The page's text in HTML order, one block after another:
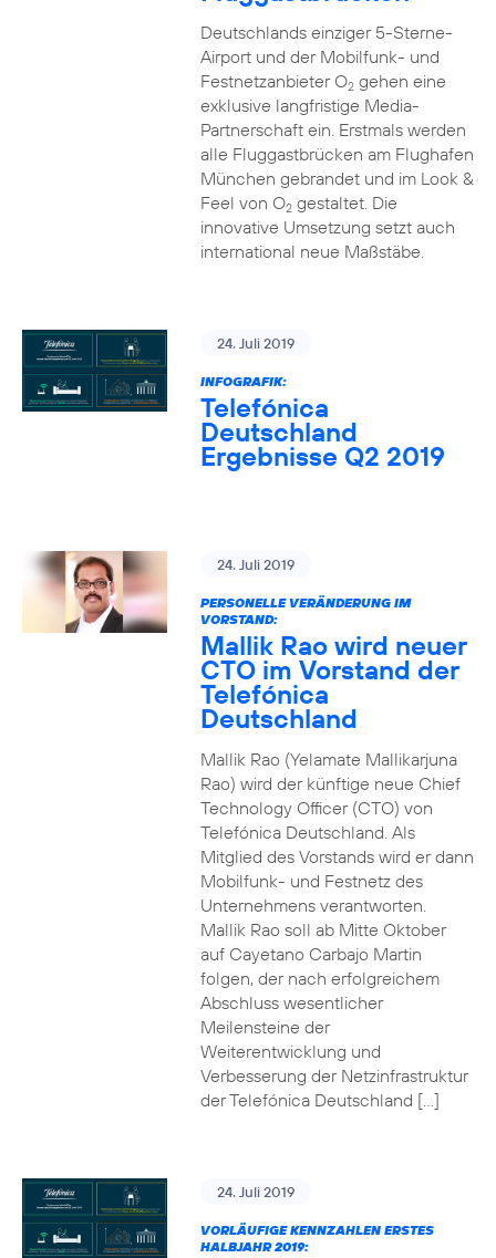
Deutschlands einziger 5-Sterne-
Airport und der Mobilfunk- und
Festnetzanbieter O2gehen eine
exklusive langfristige Media-
Partnerschaft ein. Erstmals werden
alle Fluggastbrücken am Flughafen
München gebrandet und im Look &
Feel von O2gestaltet. Die
innovative Umsetzung setzt auch
international neue Maßstäbe.
24. Juli 2019
INFOGRAFIK:
Telefónica
Deutschland
Ergebnisse Q2 2019
24. Juli 2019
PERSONELLE VERÄNDERUNG IM
VORSTAND:
Mallik Rao wird neuer
CTO im Vorstand der
Telefónica
Deutschland
Mallik Rao (Yelamate Mallikarjuna
Rao) wird der künftige neue Chief
Technology Officer (CTO) von
Telefónica Deutschland. Als
Mitglied des Vorstands wird er dann
Mobilfunk- und Festnetz des
Unternehmens verantworten.
Mallik Rao soll ab Mitte Oktober
auf Cayetano Carbajo Martin
folgen, der nach erfolgreichem
Abschluss wesentlicher
Meilensteine der
Weiterentwicklung und
Verbesserung der Netzinfrastruktur
der Telefónica Deutschland […]
24. Juli 2019
VORLÄUFIGE KENNZAHLEN ERSTES
HALBJAHR 2019: